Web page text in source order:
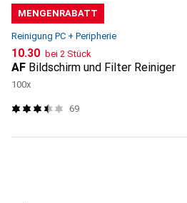
MENGENRABATT
Reinigung PC + Peripherie
CHF
10.30 bei 2 Stück
AF Bildschirm und Filter Reiniger
100x
69